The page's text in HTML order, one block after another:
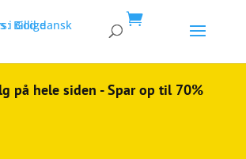

på hele siden - Spar op til 70%